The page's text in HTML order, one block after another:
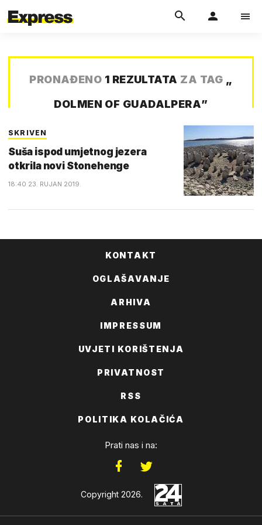
PRONAĐENO 1 REZULTATA ZA TAG „
DOLMEN OF GUADALPERA”
SKRIVEN
Suša ispod umjetnog jezera
otkrila novi Stonehenge
18:40 23. RUJAN 2019.
KONTAKT
OGLAŠAVANJE
ARHIVA
IMPRESSUM
UVJETI KORIŠTENJA
PRIVATNOST
RSS
POLITIKA KOLAČIĆA
Prati nas i na:
Copyright 2026.